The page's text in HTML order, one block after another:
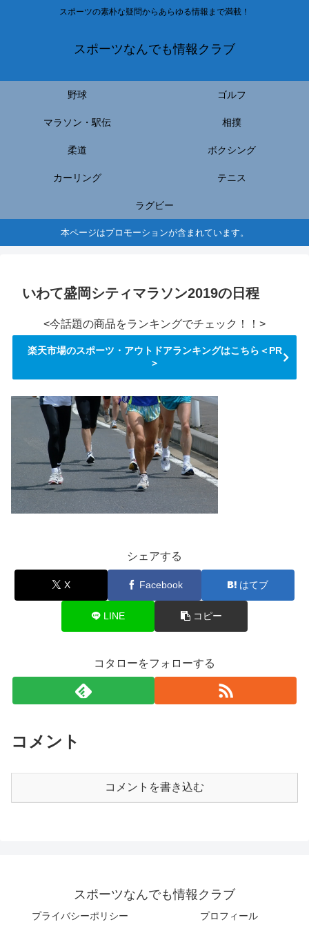
スポーツの素朴な疑問からあらゆる情報まで満載！
スポーツなんでも情報クラブ
野球 ゴルフ
マラソン・駅伝 相撲
柔道 ボクシング
カーリング テニス
ラグビー
本ページはプロモーションが含まれています。
いわて盛岡シティマラソン2019の日程
<今話題の商品をランキングでチェック！！>
楽天市場のスポーツ・アウトドアランキングはこちら＜PR
＞
シェアする
X Facebook はてブ
LINE コピー
コタローをフォローする
コメント
コメントを書き込む
スポーツなんでも情報クラブ
プライバシーポリシー プロフィール